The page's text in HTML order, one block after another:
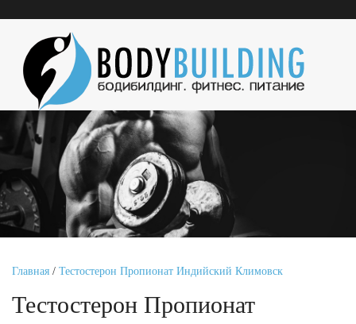
Главная / Тестостерон Пропионат Индийский Климовск
Тестостерон Пропионат